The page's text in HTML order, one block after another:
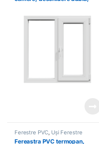
Ferestre PVC, Uși Ferestre
Fereastra PVC termopan,